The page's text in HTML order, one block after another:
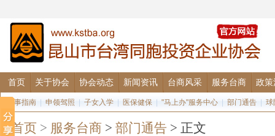
首页 关于协会 协会动态 新闻资讯 台商风采 服务台商 政策
办事指南 申领驾照 子女入学 医保健保 "马上办"服务中心 部门通告 球
首页 > 服务台商 > 部门通告 > 正文